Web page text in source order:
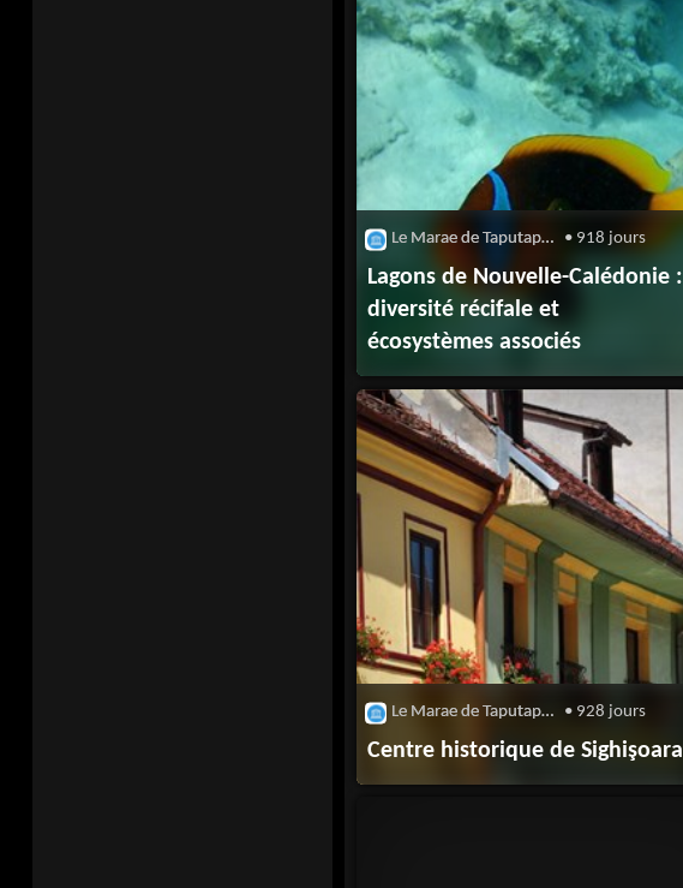
Le Marae de Taputapuatea • 918 jours
Lagons de Nouvelle-Calédonie :
diversité récifale et
écosystèmes associés
Le Marae de Taputapuatea • 928 jours
Centre historique de Sighişoara